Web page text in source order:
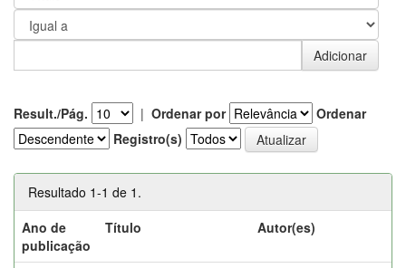
Result./Pág. | Ordenar por
Ordenar
Registro(s)
Resultado 1-1 de 1.
Ano de
publicação
Título Autor(es)